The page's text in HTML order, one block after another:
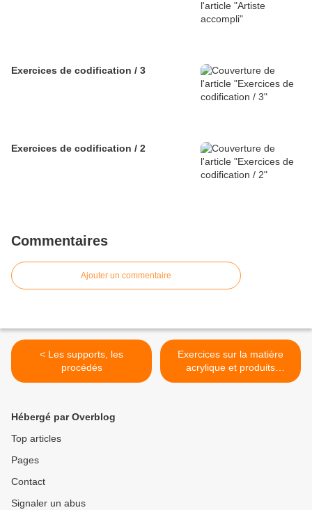
Exercices de codification / 3
Exercices de codification / 2
Commentaires
Ajouter un commentaire
< Les supports, les
procédés
Exercices sur la matière
acrylique et produits
associés / 2 >
Hébergé par Overblog
Top articles
Pages
Contact
Signaler un abus